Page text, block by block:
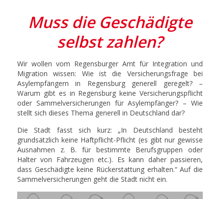
Muss die Geschädigte
selbst zahlen?
Wir wollen vom Regensburger Amt für Integration und
Migration wissen: Wie ist die Versicherungsfrage bei
Asylempfängern in Regensburg generell geregelt? –
Warum gibt es in Regensburg keine Versicherungspflicht
oder Sammelversicherungen für Asylempfänger? – Wie
stellt sich dieses Thema generell in Deutschland dar?
Die Stadt fasst sich kurz: „In Deutschland besteht
grundsätzlich keine Haftpflicht-Pflicht (es gibt nur gewisse
Ausnahmen z. B. für bestimmte Berufsgruppen oder
Halter von Fahrzeugen etc.). Es kann daher passieren,
dass Geschädigte keine Rückerstattung erhalten.“ Auf die
Sammelversicherungen geht die Stadt nicht ein.